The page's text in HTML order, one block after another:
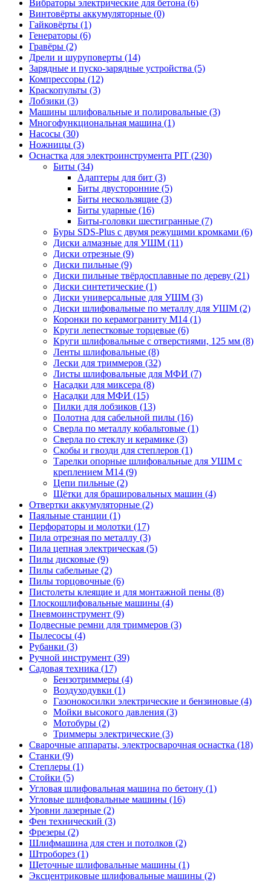
Вибраторы электрические для бетона (6)
Винтовёрты аккумуляторные (0)
Гайковёрты (1)
Генераторы (6)
Гравёры (2)
Дрели и шуруповерты (14)
Зарядные и пуско-зарядные устройства (5)
Компрессоры (12)
Краскопульты (3)
Лобзики (3)
Машины шлифовальные и полировальные (3)
Многофункциональная машина (1)
Насосы (30)
Ножницы (3)
Оснастка для электроинструмента PIT (230)
Биты (34)
Адаптеры для бит (3)
Биты двусторонние (5)
Биты нескользящие (3)
Биты ударные (16)
Биты-головки шестигранные (7)
Буры SDS-Plus c двумя режущими кромками (6)
Диски алмазные для УШМ (11)
Диски отрезные (9)
Диски пильные (9)
Диски пильные твёрдосплавные по дереву (21)
Диски синтетические (1)
Диски универсальные для УШМ (3)
Диски шлифовальные по металлу для УШМ (2)
Коронки по керамограниту M14 (1)
Круги лепестковые торцевые (6)
Круги шлифовальные с отверстиями, 125 мм (8)
Ленты шлифовальные (8)
Лески для триммеров (32)
Листы шлифовальные для МФИ (7)
Насадки для миксера (8)
Насадки для МФИ (15)
Пилки для лобзиков (13)
Полотна для сабельной пилы (16)
Сверла по металлу кобальтовые (1)
Сверла по стеклу и керамике (3)
Скобы и гвозди для степлеров (1)
Тарелки опорные шлифовальные для УШМ с
креплением М14 (9)
Цепи пильные (2)
Щётки для брашировальных машин (4)
Отвертки аккумуляторные (2)
Паяльные станции (1)
Перфораторы и молотки (17)
Пила отрезная по металлу (3)
Пила цепная электрическая (5)
Пилы дисковые (9)
Пилы сабельные (2)
Пилы торцовочные (6)
Пистолеты клеящие и для монтажной пены (8)
Плоскошлифовальные машины (4)
Пневмоинструмент (9)
Подвесные ремни для триммеров (3)
Пылесосы (4)
Рубанки (3)
Ручной инструмент (39)
Садовая техника (17)
Бензотриммеры (4)
Воздуходувки (1)
Газонокосилки электрические и бензиновые (4)
Мойки высокого давления (3)
Мотобуры (2)
Триммеры электрические (3)
Сварочные аппараты, электросварочная оснастка (18)
Станки (9)
Степлеры (1)
Стойки (5)
Угловая шлифовальная машина по бетону (1)
Угловые шлифовальные машины (16)
Уровни лазерные (2)
Фен технический (3)
Фрезеры (2)
Шлифмашина для стен и потолков (2)
Штроборез (1)
Щеточные шлифовальные машины (1)
Эксцентриковые шлифовальные машины (2)